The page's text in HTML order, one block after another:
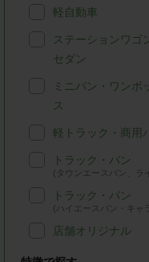
軽自動車
ステーションワゴ
セダン
ミニバン・ワンボ
ス
軽トラック・商用
トラック・バン
(タウンエースバン、ラ
トラック・バン
(ハイエースバン・キャ
店舗オリジナル